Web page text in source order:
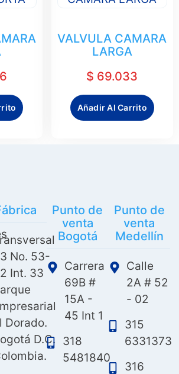
VALVULA CAMARA
LARGA
$ 69.033
Añadir Al Carrito
No. 53-
Int. 33
Dorado.
D.C.
Punto de
venta
Bogotá
Carrera
69B #
15A -
45 Int 1
318
5481840
Punto de
venta
Medellín
Calle
2A # 52
- 02
315
6331373
316